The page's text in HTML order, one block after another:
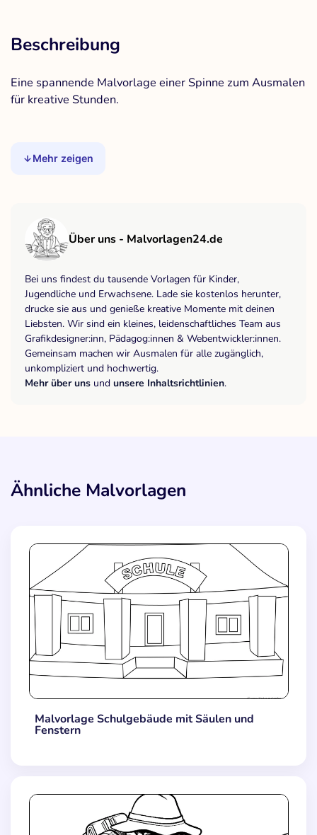
Beschreibung
Eine spannende Malvorlage einer Spinne zum Ausmalen
für kreative Stunden.
Mehr zeigen
Über uns - Malvorlagen24.de
Bei uns findest du tausende Vorlagen für Kinder,
Jugendliche und Erwachsene. Lade sie kostenlos herunter,
drucke sie aus und genieße kreative Momente mit deinen
Liebsten. Wir sind ein kleines, leidenschaftliches Team aus
Grafikdesigner:inn, Pädagog:innen & Webentwickler:innen.
Gemeinsam machen wir Ausmalen für alle zugänglich,
unkompliziert und hochwertig.
Mehr über uns und unsere Inhaltsrichtlinien.
Ähnliche Malvorlagen
Malvorlage Schulgebäude mit Säulen und
Fenstern